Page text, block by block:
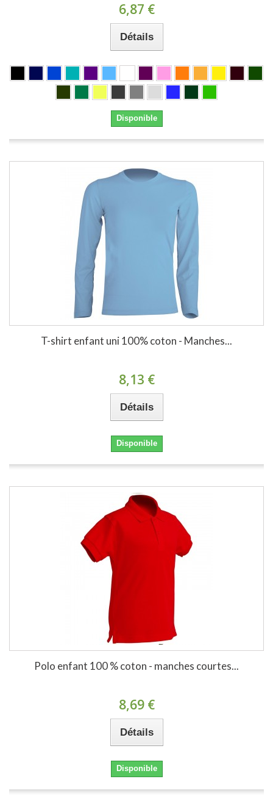
6,87 €
Détails
Disponible
T-shirt enfant uni 100% coton - Manches...
8,13 €
Détails
Disponible
Polo enfant 100 % coton - manches courtes...
8,69 €
Détails
Disponible